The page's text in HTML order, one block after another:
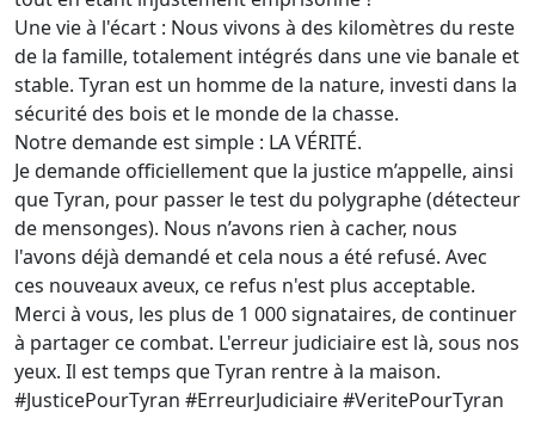
Une vie à l'écart : Nous vivons à des kilomètres du reste
de la famille, totalement intégrés dans une vie banale et
stable. Tyran est un homme de la nature, investi dans la
sécurité des bois et le monde de la chasse.
Notre demande est simple : LA VÉRITÉ.
Je demande officiellement que la justice m’appelle, ainsi
que Tyran, pour passer le test du polygraphe (détecteur
de mensonges). Nous n’avons rien à cacher, nous
l'avons déjà demandé et cela nous a été refusé. Avec
ces nouveaux aveux, ce refus n'est plus acceptable.
Merci à vous, les plus de 1 000 signataires, de continuer
à partager ce combat. L'erreur judiciaire est là, sous nos
yeux. Il est temps que Tyran rentre à la maison.
#JusticePourTyran #ErreurJudiciaire #VeritePourTyran